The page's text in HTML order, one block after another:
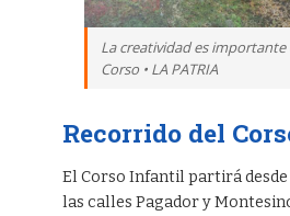
La creatividad es importante
Corso • LA PATRIA
Recorrido del
El Corso Infantil partirá
las calles Pagador y